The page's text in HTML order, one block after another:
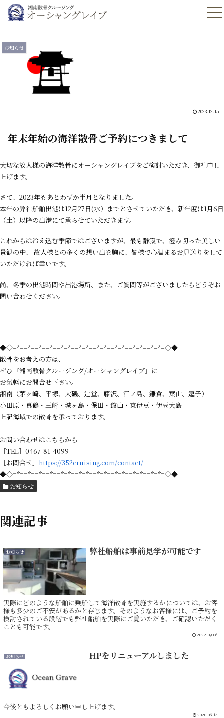
お知らせ
2023.12.15
年末年始の海洋散骨ご予約につきまして
大切な故人様の海洋散骨にオーシャングレイブをご検討いただき、御礼申し
上げます。
さて、2023年もあとわずか半月となりました。
本年の弊社船舶出港は12月27日(水）までとさせていただき、新年度は1月6日
（土）以降の出港にて承らせていただきます。
これからは冷え込む季節ではございますが、最も静寂で、澄み切った美しい
景観の中、 故人様との多くの想い出を胸に、皆様で心温まるお見送りをして
いただければ幸いです。
尚、冬季の出港時間や出港場所、また、ご質問等がございましたらどうぞお
問い合わせください。
◆◇=*==*==*==*==*=*==*=*==*=*==*=*==*=*==*=*=◇◆
散骨をお考えの方は、
ぜひ『湘南散骨クルージング/オーシャングレイブ』に
お気軽にお問合せ下さい。
湘南（茅ヶ崎、平塚、大磯、辻堂、藤沢、江ノ島、鎌倉、葉山、逗子）
小田原・真鶴・三崎・城ヶ島・保田・館山・東伊豆・伊豆大島
上記海域での散骨を承っております。
お問い合わせはこちらから
［TEL］0467-81-4099
［お問合せ］ https://352cruising.com/contact/
◆◇=*==*==*==*==*=*==*=*==*=*==*=*==*=*==*=*=◇◆
お知らせ
関連記事
お知らせ 弊社船舶は事前見学が可能です
実際にどのような船舶に乗船して海洋散骨を実施するかについては、お客
様も多少のご不安があるかと存じます。そのようなお客様には、ご予約を
検討されている段階でも弊社船舶を実際にご覧いただき、ご確認いただく
ことも可能です。
2022.09.06
お知らせ HPをリニューアルしました
今後ともよろしくお願い申し上げます。
2020.06.15